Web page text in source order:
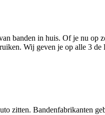
banden in huis. Of je nu op
Wij geven je op alle 3 de
zitten. Bandenfabrikanten